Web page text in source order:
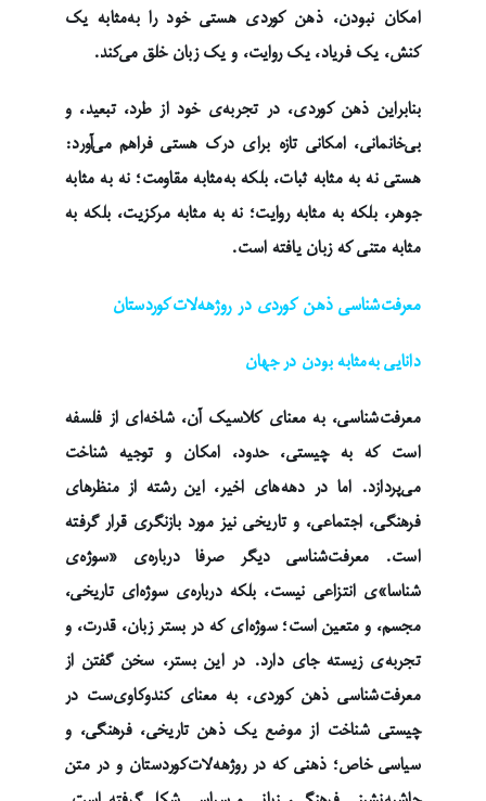
امکان نبودن، ذهن کوردی هستی خود را به‌مثابه یک
کنش، یک فریاد، یک روایت، و یک زبان خلق می‌کند.
بنابراین ذهن کوردی، در تجربه‌ی خود از طرد، تبعید، و
بی‌خانمانی، امکانی تازه برای درک هستی فراهم می‌آورد:
هستی نه به مثابه ثبات، بلکه به‌مثابه مقاومت؛ نه به مثابه
جوهر، بلکه به مثابه روایت؛ نه به مثابه مرکزیت، بلکه به
مثابه متنی که زبان یافته است.
معرفت‌شناسی ذهن کوردی در روژهەلات‌کوردستان
دانایی به‌مثابه بودن در جهان
معرفت‌شناسی، به معنای کلاسیک آن، شاخه‌ای از فلسفه
است که به چیستی، حدود، امکان و توجیه شناخت
می‌پردازد. اما در دهه‌های اخیر، این رشته از منظرهای
فرهنگی، اجتماعی، و تاریخی نیز مورد بازنگری قرار گرفته
است. معرفت‌شناسی دیگر صرفا درباره‌ی «سوژه‌ی
شناسا»ی انتزاعی نیست، بلکه درباره‌ی سوژه‌ای تاریخی،
مجسم، و متعین است؛ سوژه‌ای که در بستر زبان، قدرت، و
تجربه‌ی زیسته جای دارد. در این بستر، سخن گفتن از
معرفت‌شناسی ذهن کوردی، به معنای کندوکاوی‌ست در
چیستی شناخت از موضع یک ذهن تاریخی، فرهنگی، و
سیاسی خاص؛ ذهنی که در روژهەلات‌کوردستان و در متن